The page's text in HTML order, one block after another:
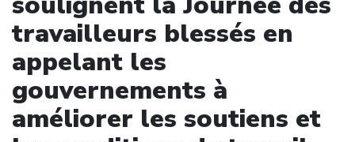
travailleurs blessés en
appelant les
gouvernements à
améliorer les soutiens et